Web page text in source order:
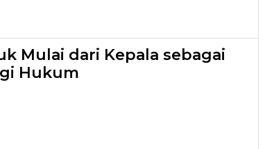
Mulai dari Kepala sebagai
Hukum